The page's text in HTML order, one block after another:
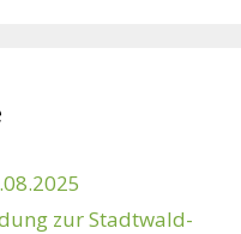
zur Stadtwald-